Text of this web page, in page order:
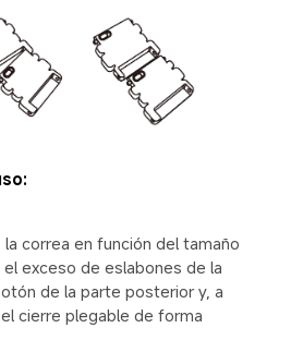
correa en función del tamaño
exceso de eslabones de la
de la parte posterior y, a
cierre plegable de forma